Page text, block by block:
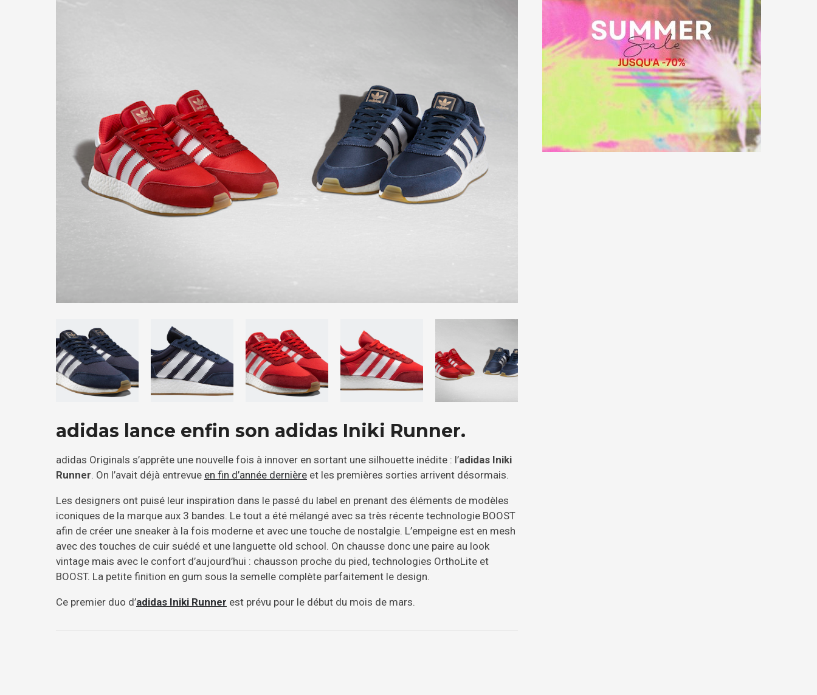
adidas lance enfin son adidas Iniki Runner.
adidas Originals s’apprête une nouvelle fois à innover en sortant une silhouette inédite : l’adidas Iniki
Runner. On l’avait déjà entrevue en fin d’année dernière et les premières sorties arrivent désormais.
Les designers ont puisé leur inspiration dans le passé du label en prenant des éléments de modèles
iconiques de la marque aux 3 bandes. Le tout a été mélangé avec sa très récente technologie BOOST
afin de créer une sneaker à la fois moderne et avec une touche de nostalgie. L’empeigne est en mesh
avec des touches de cuir suédé et une languette old school. On chausse donc une paire au look
vintage mais avec le confort d’aujourd’hui : chausson proche du pied, technologies OrthoLite et
BOOST. La petite finition en gum sous la semelle complète parfaitement le design.
Ce premier duo d’adidas Iniki Runner est prévu pour le début du mois de mars.